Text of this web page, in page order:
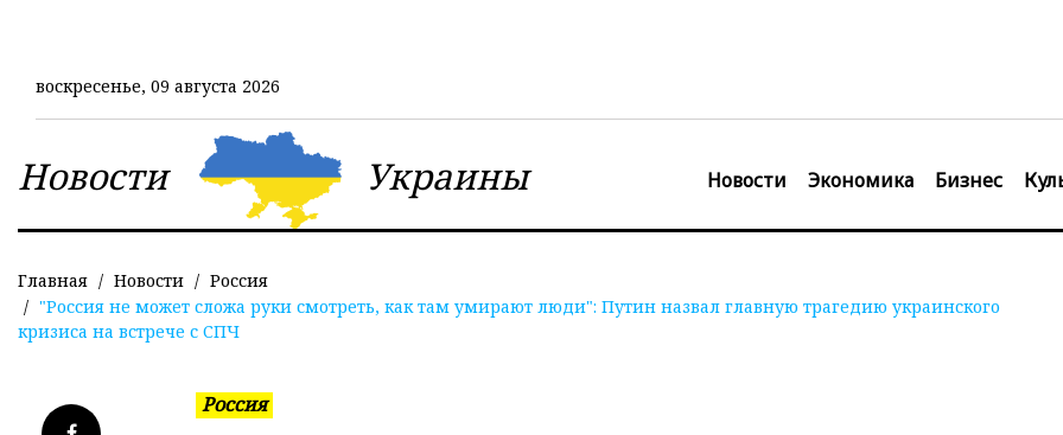
содержанию
воскресенье, 09 августа 2026
Новости Украины Новости Экономика Бизнес
Главная Новости
Россия
"Россия не может сложа руки смотреть, как там умирают люди": Путин назвал главную трагедию украинского
кризиса на встрече с СПЧ
Россия